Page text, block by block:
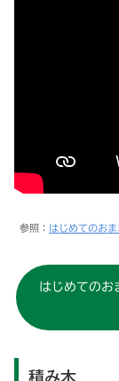
参照： はじめてのお
はじめてのお
積み木